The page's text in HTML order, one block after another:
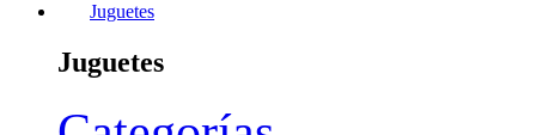
Juguetes
Juguetes